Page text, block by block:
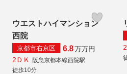
ウエストハイマンション
西院
京都市右京区 6.8万万円
2ＤＫ 阪急京都本線西院駅
徒歩10分